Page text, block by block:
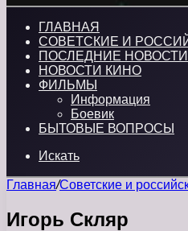
ГЛАВНАЯ
СОВЕТСКИЕ И
ПОСЛЕДНИЕ НОВОСТИ
НОВОСТИ КИНО
ФИЛЬМЫ
Информация
Боевик
БЫТОВЫЕ ВОПРОСЫ
Искать
Главная/Советские и
Игорь Скляр